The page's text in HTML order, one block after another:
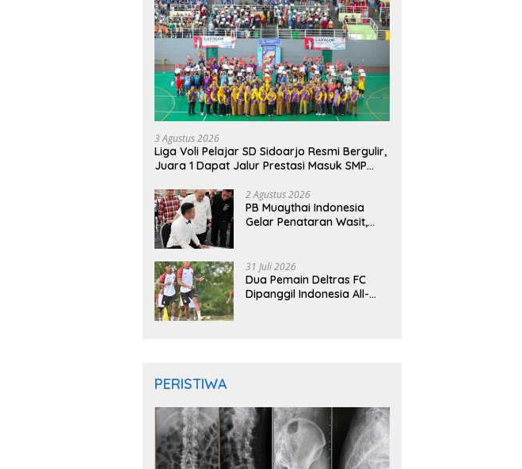
3 Agustus 2026
Liga Voli Pelajar SD Sidoarjo Resmi Bergulir,
Juara 1 Dapat Jalur Prestasi Masuk SMP
2 Agustus 2026
PB Muaythai Indonesia
Gelar Penataran Wasit,
31 Juli 2026
Dua Pemain Deltras FC
Dipanggil Indonesia All-
PERISTIWA